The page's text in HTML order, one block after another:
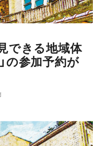
できる地域体
の参加予約が